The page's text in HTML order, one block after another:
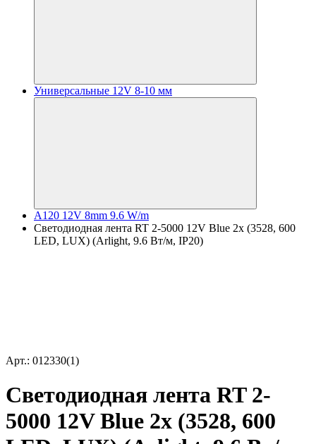
Универсальные 12V 8-10 мм
A120 12V 8mm 9.6 W/m
Светодиодная лента RT 2-5000 12V Blue 2x (3528, 600
LED, LUX) (Arlight, 9.6 Вт/м, IP20)
Арт.: 012330(1)
Светодиодная лента RT 2-
5000 12V Blue 2x (3528, 600